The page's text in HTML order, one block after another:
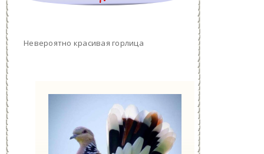
Невероятно красивая горлица